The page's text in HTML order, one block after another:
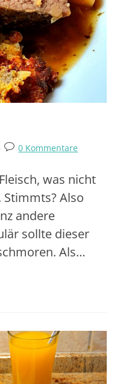
0 Kommentare
was nicht
Also
andere
sollte dieser
Als…